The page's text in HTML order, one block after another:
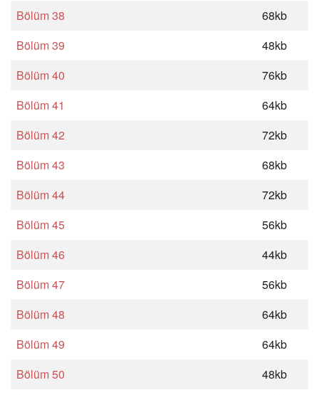
Bölüm 38
68kb
Bölüm 39
48kb
Bölüm 40
76kb
Bölüm 41
64kb
Bölüm 42
72kb
Bölüm 43
68kb
Bölüm 44
72kb
Bölüm 45
56kb
Bölüm 46
44kb
Bölüm 47
56kb
Bölüm 48
64kb
Bölüm 49
64kb
Bölüm 50
48kb